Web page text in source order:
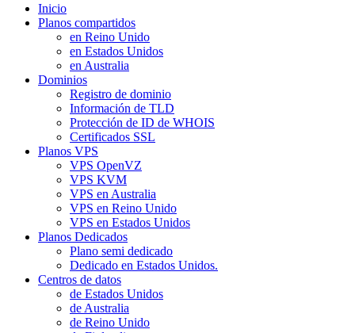
Inicio
Planos compartidos
en Reino Unido
en Estados Unidos
en Australia
Dominios
Registro de dominio
Información de TLD
Protección de ID de WHOIS
Certificados SSL
Planos VPS
VPS OpenVZ
VPS KVM
VPS en Australia
VPS en Reino Unido
VPS en Estados Unidos
Planos Dedicados
Plano semi dedicado
Dedicado en Estados Unidos.
Centros de datos
de Estados Unidos
de Australia
de Reino Unido